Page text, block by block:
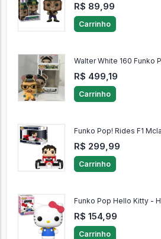
R$ 89,99
Carrinho
Walter White 160 Funko
R$ 499,19
Carrinho
Funko Pop! Rides F1
R$ 299,99
Carrinho
Funko Pop Hello Kitty -
R$ 154,99
Carrinho